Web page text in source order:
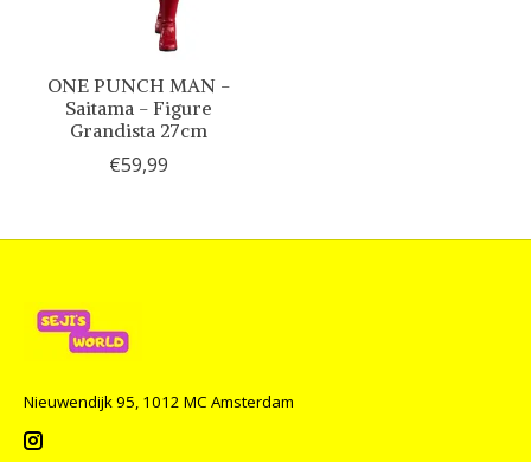
ONE PUNCH MAN -
Saitama - Figure
Grandista 27cm
€59,99
Nieuwendijk 95, 1012 MC Amsterdam